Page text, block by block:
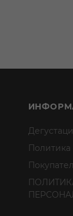
Политика